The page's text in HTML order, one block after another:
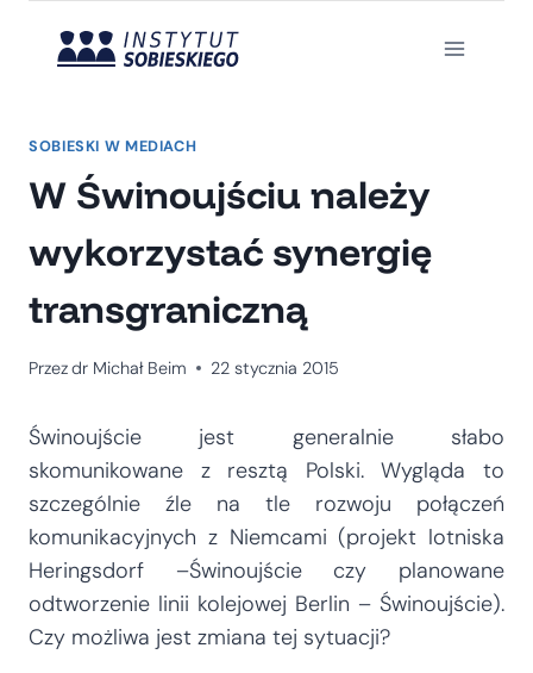
SOBIESKI W MEDIACH
W Świnoujściu należy
wykorzystać synergię
transgraniczną
Przezdr Michał Beim 22 stycznia 2015
Świnoujście jest generalnie słabo
skomunikowane z resztą Polski. Wygląda to
szczególnie źle na tle rozwoju połączeń
komunikacyjnych z Niemcami (projekt lotniska
Heringsdorf –Świnoujście czy planowane
odtworzenie linii kolejowej Berlin – Świnoujście).
Czy możliwa jest zmiana tej sytuacji?